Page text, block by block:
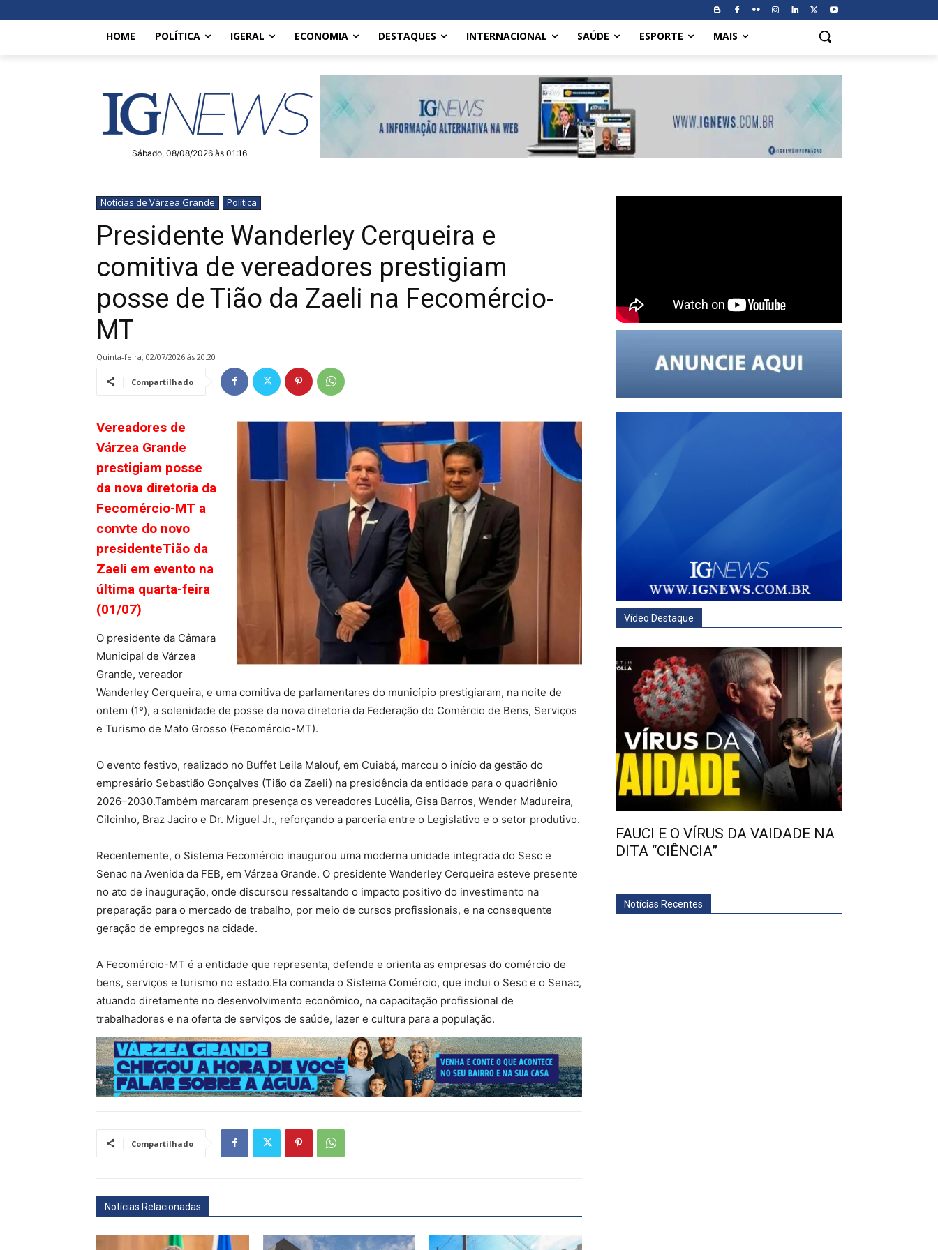
HOME POLÍTICA IGERAL ECONOMIA DESTAQUES INTERNACIONAL SAÚDE ESPORTE MAIS
Sábado, 08/08/2026 às 01:16
Notícias de Várzea Grande Política
Presidente Wanderley Cerqueira e
comitiva de vereadores prestigiam
posse de Tião da Zaeli na Fecomércio-
MT
quinta-feira, 02/07/2026 ás 20:20
Compartilhado
Vereadores de
Várzea Grande
prestigiam posse
da nova diretoria da
Fecomércio-MT a
convte do novo
presidenteTião da
Zaeli em evento na
última quarta-feira
(01/07)
O presidente da Câmara
Municipal de Várzea
Grande, vereador
Wanderley Cerqueira, e uma comitiva de parlamentares do município prestigiaram, na noite de
ontem (1º), a solenidade de posse da nova diretoria da Federação do Comércio de Bens, Serviços
e Turismo de Mato Grosso (Fecomércio-MT).
O evento festivo, realizado no Buffet Leila Malouf, em Cuiabá, marcou o início da gestão do
empresário Sebastião Gonçalves (Tião da Zaeli) na presidência da entidade para o quadriênio
2026–2030.Também marcaram presença os vereadores Lucélia, Gisa Barros, Wender Madureira,
Cilcinho, Braz Jaciro e Dr. Miguel Jr., reforçando a parceria entre o Legislativo e o setor produtivo.
Recentemente, o Sistema Fecomércio inaugurou uma moderna unidade integrada do Sesc e
Senac na Avenida da FEB, em Várzea Grande. O presidente Wanderley Cerqueira esteve presente
no ato de inauguração, onde discursou ressaltando o impacto positivo do investimento na
preparação para o mercado de trabalho, por meio de cursos profissionais, e na consequente
geração de empregos na cidade.
A Fecomércio-MT é a entidade que representa, defende e orienta as empresas do comércio de
bens, serviços e turismo no estado.Ela comanda o Sistema Comércio, que inclui o Sesc e o Senac,
atuando diretamente no desenvolvimento econômico, na capacitação profissional de
trabalhadores e na oferta de serviços de saúde, lazer e cultura para a população.
Compartilhado
Notícias Relacionadas
Vídeo Destaque
FAUCI E O VÍRUS DA VAIDADE NA
DITA “CIÊNCIA”
Notícias Recentes